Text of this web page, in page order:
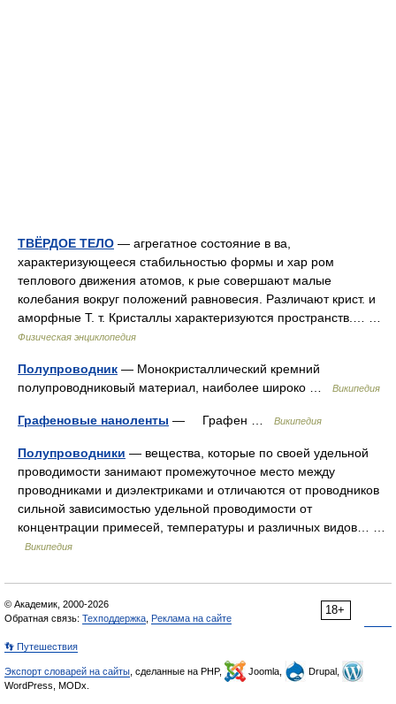
ТВЁРДОЕ ТЕЛО — агрегатное состояние в ва,
характеризующееся стабильностью формы и хар ром
теплового движения атомов, к рые совершают малые
колебания вокруг положений равновесия. Различают крист. и
аморфные Т. т. Кристаллы характеризуются пространств.… …
Физическая энциклопедия
Полупроводник — Монокристаллический кремний
полупроводниковый материал, наиболее широко …
Википедия
Графеновые наноленты — Графен … Википедия
Полупроводники — вещества, которые по своей удельной
проводимости занимают промежуточное место между
проводниками и диэлектриками и отличаются от проводников
сильной зависимостью удельной проводимости от
концентрации примесей, температуры и различных видов… …
Википедия
18+
© Академик, 2000-2026
Обратная связь: Техподдержка Реклама на сайте
👣 Путешествия
Экспорт словарей на сайты , сделанные на PHP, Joomla,
Drupal,
WordPress, MODx.